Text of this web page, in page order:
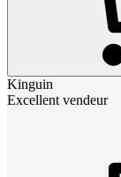
Kinguin
Excellent vendeur